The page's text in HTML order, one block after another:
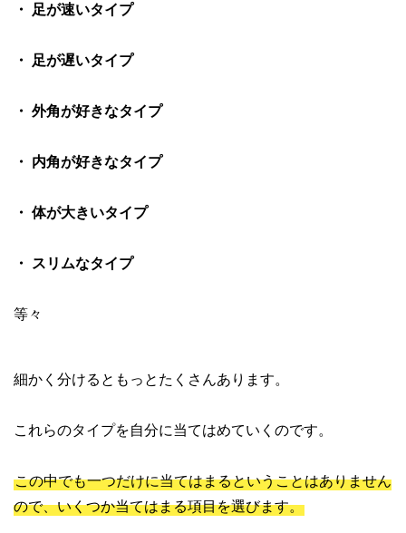
・ 足が速いタイプ
・ 足が遅いタイプ
・ 外角が好きなタイプ
・ 内角が好きなタイプ
・ 体が大きいタイプ
・ スリムなタイプ
等々
細かく分けるともっとたくさんあります。
これらのタイプを自分に当てはめていくのです。
この中でも一つだけに当てはまるということはありません
ので、いくつか当てはまる項目を選びます。